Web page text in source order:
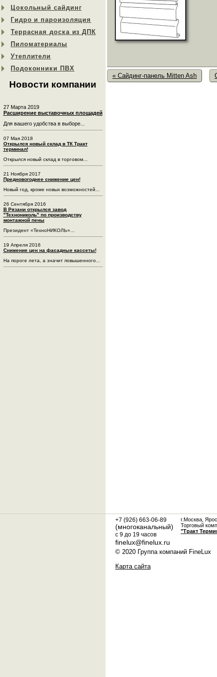
Цокольный сайдинг
Гидро и пароизоляция
Террасная доска из ДПК
Пиломатериалы
Утеплители
Подоконники ПВХ
Новости компании
27 Марта 2019
Расширение выставочных площадей
Для вашего удобства в выборе...
07 Мая 2018
Открылся новый склад в ТК Тракт
терминал!
Открылся новый склад в торговом...
21 Ноября 2017
Предновогоднее снижение цен!
Новый год, кроме новых возможностей...
26 Сентября 2016
В Рязани открылся завод
"Технониколь" по производству
монтажной пены
Президент «ТехноНИКОЛЬ»...
19 Апреля 2016
Снижение цен на фасадные кассеты!
На пороге лета, а значит повышенного...
« Сайдинг-панель Mitten Ash
+7 (926) 663-06-89
(многоканальный)
с 9 до 19 часов
finelux@finelux.ru
г.Москва,
Торговый
"Тракт
© 2020 Группа компаний FineLux
Карта сайта